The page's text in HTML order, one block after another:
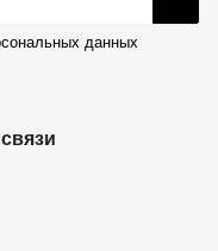
данных